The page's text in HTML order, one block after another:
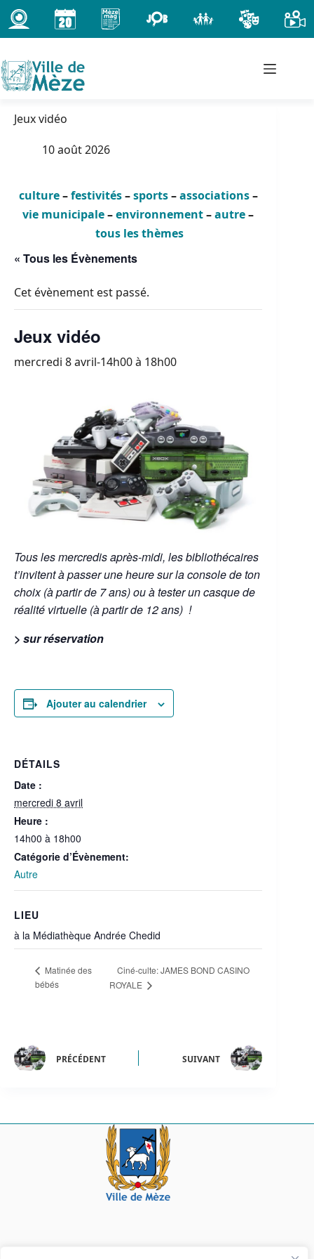
Passer
au
contenu
Jeux vidéo
10 août 2026
culture–festivités–sports–associations–
vie municipale–environnement–autre–
tous les thèmes
« Tous les Évènements
Cet évènement est passé.
Jeux vidéo
mercredi 8 avril-14h00à 18h00
Tous les mercredis après-midi, les bibliothécaires
t’invitent à passer une heure sur la console de ton
choix (à partir de 7 ans) ou à tester un casque de
réalité virtuelle (à partir de 12 ans) !
> sur réservation
Ajouter au calendrier
DÉTAILS
Date :
mercredi 8 avril
Heure :
14h00 à 18h00
Catégorie d’Évènement:
Autre
LIEU
à la Médiathèque Andrée Chedid
Matinée des
bébés
Ciné-culte: JAMES BOND CASINO
ROYALE
PRÉCÉDENT SUIVANT